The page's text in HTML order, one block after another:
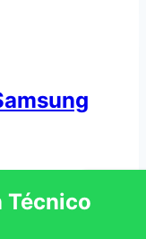
Samsung
Técnico